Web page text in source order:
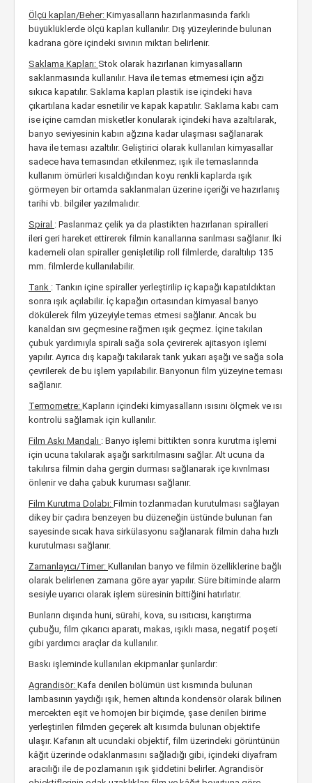
Ölçü kapları/Beher: Kimyasalların hazırlanmasında farklı
büyüklüklerde ölçü kapları kullanılır. Dış yüzeylerinde bulunan
kadrana göre içindeki sıvının miktarı belirlenir.
Saklama Kapları: Stok olarak hazırlanan kimyasalların
saklanmasında kullanılır. Hava ile temas etmemesi için ağzı
sıkıca kapatılır. Saklama kapları plastik ise içindeki hava
çıkartılana kadar esnetilir ve kapak kapatılır. Saklama kabı cam
ise içine camdan misketler konularak içindeki hava azaltılarak,
banyo seviyesinin kabın ağzına kadar ulaşması sağlanarak
hava ile teması azaltılır. Geliştirici olarak kullanılan kimyasallar
sadece hava temasından etkilenmez; ışık ile temaslarında
kullanım ömürleri kısaldığından koyu renkli kaplarda ışık
görmeyen bir ortamda saklanmaları üzerine içeriği ve hazırlanış
tarihi vb. bilgiler yazılmalıdır.
Spiral : Paslanmaz çelik ya da plastikten hazırlanan spiralleri
ileri geri hareket ettirerek filmin kanallarına sarılması sağlanır. İki
kademeli olan spiraller genişletilip roll filmlerde, daraltılıp 135
mm. filmlerde kullanılabilir.
Tank : Tankın içine spiraller yerleştirilip iç kapağı kapatıldıktan
sonra ışık açılabilir. İç kapağın ortasından kimyasal banyo
dökülerek film yüzeyiyle temas etmesi sağlanır. Ancak bu
kanaldan sıvı geçmesine rağmen ışık geçmez. İçine takılan
çubuk yardımıyla spirali sağa sola çevirerek ajitasyon işlemi
yapılır. Ayrıca dış kapağı takılarak tank yukarı aşağı ve sağa sola
çevrilerek de bu işlem yapılabilir. Banyonun film yüzeyine teması
sağlanır.
Termometre: Kapların içindeki kimyasalların ısısını ölçmek ve ısı
kontrolü sağlamak için kullanılır.
Film Askı Mandalı : Banyo işlemi bittikten sonra kurutma işlemi
için ucuna takılarak aşağı sarkıtılmasını sağlar. Alt ucuna da
takılırsa filmin daha gergin durması sağlanarak içe kıvrılması
önlenir ve daha çabuk kuruması sağlanır.
Film Kurutma Dolabı: Filmin tozlanmadan kurutulması sağlayan
dikey bir çadıra benzeyen bu düzeneğin üstünde bulunan fan
sayesinde sıcak hava sirkülasyonu sağlanarak filmin daha hızlı
kurutulması sağlanır.
Zamanlayıcı/Timer: Kullanılan banyo ve filmin özelliklerine bağlı
olarak belirlenen zamana göre ayar yapılır. Süre bitiminde alarm
sesiyle uyarıcı olarak işlem süresinin bittiğini hatırlatır.
Bunların dışında huni, sürahi, kova, su ısıtıcısı, karıştırma
çubuğu, film çıkarıcı aparatı, makas, ışıklı masa, negatif poşeti
gibi yardımcı araçlar da kullanılır.
Baskı işleminde kullanılan ekipmanlar şunlardır:
Agrandisör: Kafa denilen bölümün üst kısmında bulunan
lambasının yaydığı ışık, hemen altında kondensör olarak bilinen
mercekten eşit ve homojen bir biçimde, şase denilen birime
yerleştirilen filmden geçerek alt kısımda bulunan objektife
ulaşır. Kafanın alt ucundaki objektif, film üzerindeki görüntünün
kâğıt üzerinde odaklanmasını sağladığı gibi, içindeki diyafram
aracılığı ile de pozlamanın ışık şiddetini belirler. Agrandisör